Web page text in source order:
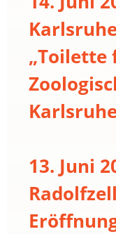
„Toilette
13. Juni